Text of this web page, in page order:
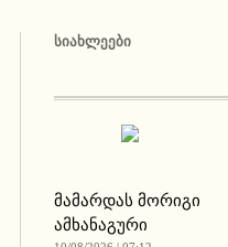
ᲡᲘᲐᲮᲚᲔᲔᲑᲘ
მამარდას მორიგი
ამხანაგური